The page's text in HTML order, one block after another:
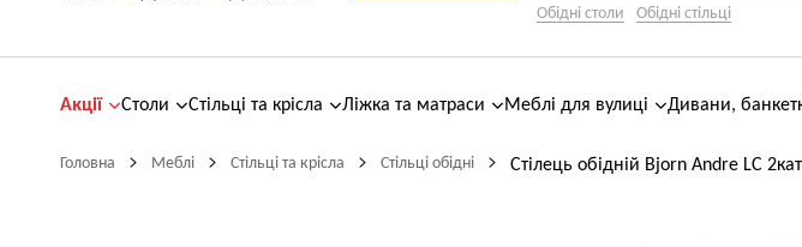
Обідні столи Обідні стільці
Акції Столи Стільці та крісла Ліжка та матраси Меблі для вулиці Дивани,
Головна Меблі Стільці та крісла Стільці обідні Стілець обідній Bjorn Andre LC